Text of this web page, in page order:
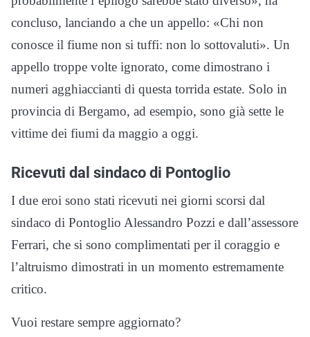
concluso, lanciando a che un appello: «Chi non
conosce il fiume non si tuffi: non lo sottovaluti». Un
appello troppe volte ignorato, come dimostrano i
numeri agghiaccianti di questa torrida estate. Solo in
provincia di Bergamo, ad esempio, sono già sette le
vittime dei fiumi da maggio a oggi.
Ricevuti dal sindaco di Pontoglio
I due eroi sono stati ricevuti nei giorni scorsi dal
sindaco di Pontoglio Alessandro Pozzi e dall’assessore
Ferrari, che si sono complimentati per il coraggio e
l’altruismo dimostrati in un momento estremamente
critico.
Vuoi restare sempre aggiornato?